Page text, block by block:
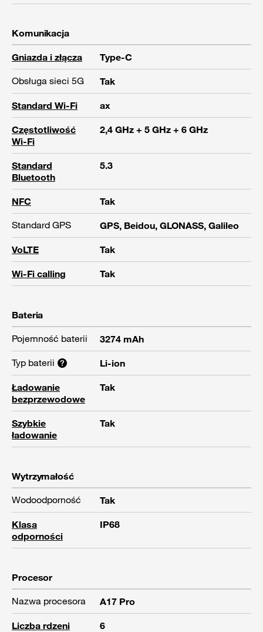
Komunikacja
Gniazda i złącza
Type-C
Obsługa sieci 5G
Tak
Standard Wi-Fi ax
Częstotliwość
Wi-Fi
2,4 GHz + 5 GHz + 6 GHz
Standard
Bluetooth
5.3
NFC
Tak
Standard GPS
GPS, Beidou, GLONASS, Galileo
VoLTE Tak
Wi-Fi calling Tak
Bateria
Pojemność baterii
3274 mAh
Typ baterii
Li-ion
Ładowanie
bezprzewodowe
Tak
Szybkie
ładowanie
Tak
Wytrzymałość
Wodoodporność
Tak
Klasa
odporności
IP68
Procesor
Nazwa procesora
A17 Pro
Liczba rdzeni 6